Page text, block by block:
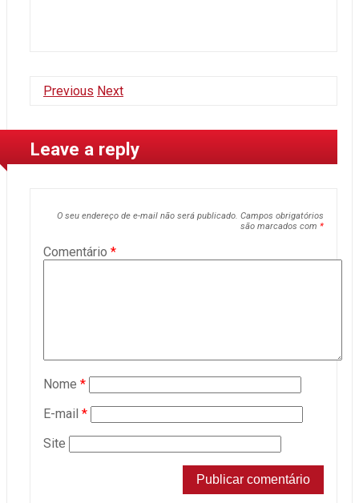
Previous Next
Leave a reply
O seu endereço de e-mail não será publicado. Campos obrigatórios
são marcados com *
Comentário *
Nome *
E-mail *
Site